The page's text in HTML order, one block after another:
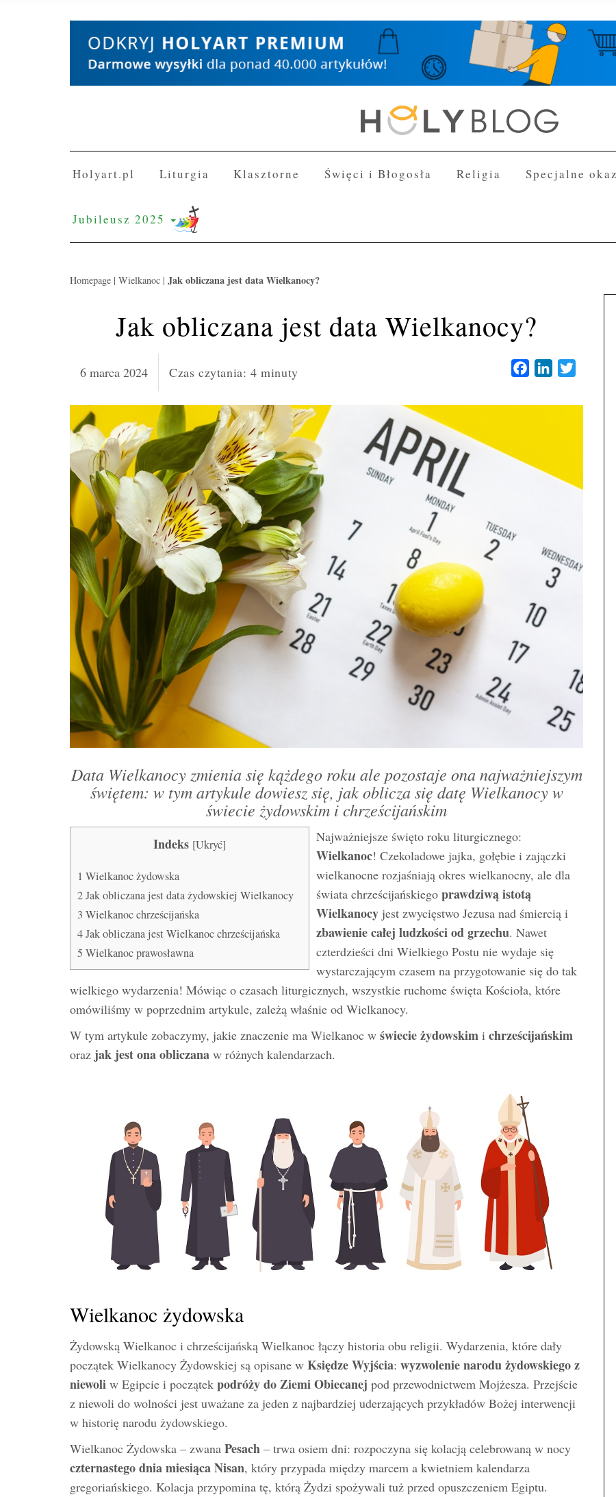
Holyart.pl Liturgia Klasztorne Święci i Błogosła Religia Specjalne
Jubileusz 2025
Homepage | Wielkanoc | Jak obliczana jest data Wielkanocy?
Jak obliczana jest data Wielkanocy?
6 marca 2024 Czas czytania: 4 minuty FacebookLinkedIn
Data Wielkanocy zmienia się kążdego roku ale pozostaje ona najważniejszym
świętem: w tym artykule dowiesz się, jak oblicza się datę Wielkanocy w
świecie żydowskim i chrześcijańskim
Indeks [Ukryć]
1 Wielkanoc żydowska
2Jak obliczana jest data żydowskiej Wielkanocy
3 Wielkanoc chrześcijańska
4Jak obliczana jest Wielkanoc chrześcijańska
5 Wielkanoc prawosławna
Najważniejsze święto roku liturgicznego:
Wielkanoc! Czekoladowe jajka, gołębie i zajączki
wielkanocne rozjaśniają okres wielkanocny, ale dla
świata chrześcijańskiego prawdziwą istotą
Wielkanocy jest zwycięstwo Jezusa nad śmiercią i
zbawienie całej ludzkości od grzechu. Nawet
czterdzieści dni Wielkiego Postu nie wydaje się
wystarczającym czasem na przygotowanie się do tak
wielkiego wydarzenia! Mówiąc o czasach liturgicznych, wszystkie ruchome święta Kościoła, które
omówiliśmy w poprzednim artykule, zależą właśnie od Wielkanocy.
W tym artykule zobaczymy, jakie znaczenie ma Wielkanoc w świecie żydowskim i chrześcijańskim
oraz jak jest ona obliczana w różnych kalendarzach.
Wielkanoc żydowska
Żydowską Wielkanoc i chrześcijańską Wielkanoc łączy historia obu religii. Wydarzenia, które dały
początek Wielkanocy Żydowskiej są opisane w Księdze Wyjścia: wyzwolenie narodu żydowskiego z
niewoli w Egipcie i początek podróży do Ziemi Obiecanej pod przewodnictwem Mojżesza. Przejście
z niewoli do wolności jest uważane za jeden z najbardziej uderzających przykładów Bożej interwencji
w historię narodu żydowskiego.
Wielkanoc Żydowska – zwana Pesach – trwa osiem dni: rozpoczyna się kolacją celebrowaną w nocy
czternastego dnia miesiąca Nisan, który przypada między marcem a kwietniem kalendarza
gregoriańskiego. Kolacja przypomina tę, którą Żydzi spożywali tuż przed opuszczeniem Egiptu.